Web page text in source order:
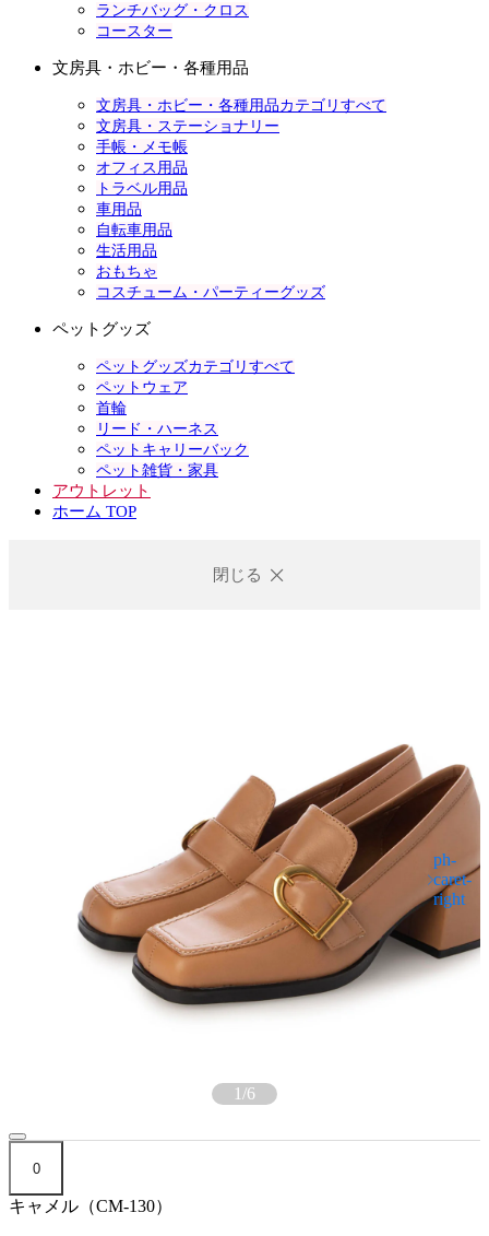
ランチバッグ・クロス
コースター
文房具・ホビー・各種用品
文房具・ホビー・各種用品カテゴリすべて
文房具・ステーショナリー
手帳・メモ帳
オフィス用品
トラベル用品
車用品
自転車用品
生活用品
おもちゃ
コスチューム・パーティーグッズ
ペットグッズ
ペットグッズカテゴリすべて
ペットウェア
首輪
リード・ハーネス
ペットキャリーバック
ペット雑貨・家具
アウトレット
ホーム TOP
閉じる
1/6
0
キャメル（CM-130）